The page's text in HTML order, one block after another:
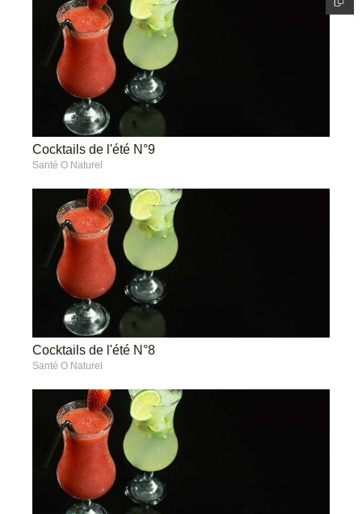
Cocktails de l'été N°9
Santé O Naturel
Cocktails de l'été N°8
Santé O Naturel